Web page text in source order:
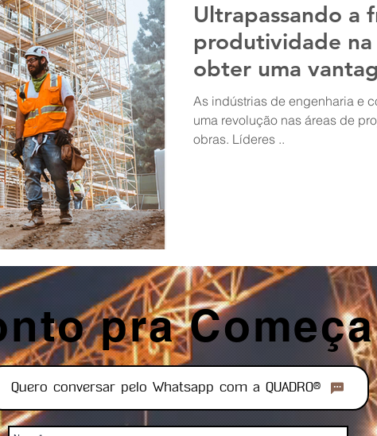
Ultrapassando a
produtividade
obter uma
com RA
As indústrias de engenharia e
uma revolução nas áreas de
obras. Líderes ..
pra
Quero conversar pelo Whatsapp com a QUADRO®